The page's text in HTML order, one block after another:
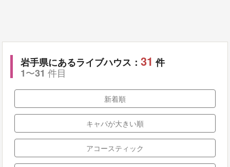
岩手県にあるライブハウス： 31 件
1〜31 件目
新着順
キャパが大きい順
アコースティック